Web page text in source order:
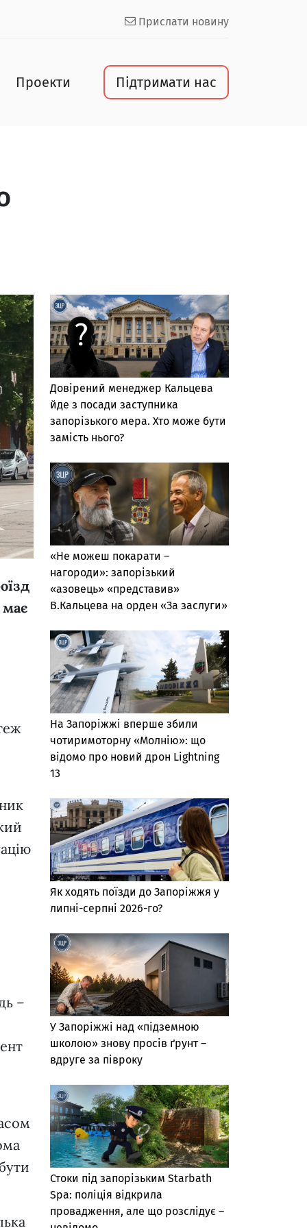
Прислати новину
Проекти Підтримати нас
має
–
Довірений менеджер Кальцева
йде з посади заступника
запорізького мера. Хто може бути
замість нього?
«Не можеш покарати –
нагороди»: запорізький
«азовець» «представив»
В.Кальцева на орден «За заслуги»
На Запоріжжі вперше збили
чотиримоторну «Молнію»: що
відомо про новий дрон Lightning
13
Як ходять поїзди до Запоріжжя у
липні-серпні 2026-го?
У Запоріжжі над «підземною
школою» знову просів ґрунт –
вдруге за півроку
Стоки під запорізьким Starbath
Spa: поліція відкрила
провадження, але що розслідує –